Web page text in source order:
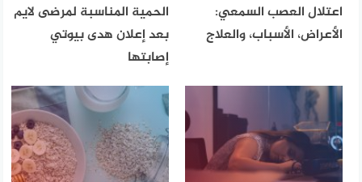
اعتلال العصب السمعي:
الأعراض، الأسباب، والعلاج
الحمية المناسبة لمرضى لايم
بعد إعلان هدى بيوتي
إصابتها